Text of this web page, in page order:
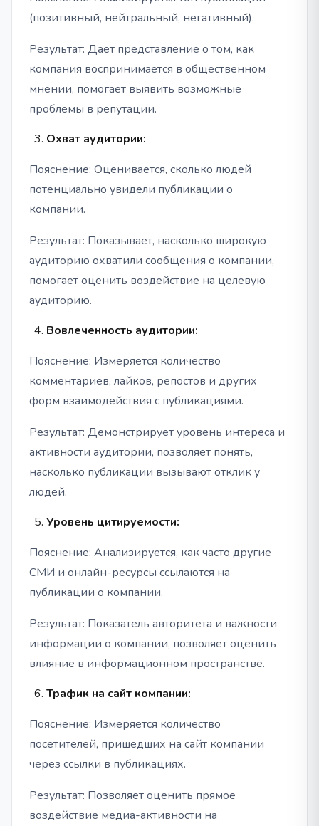
(позитивный, нейтральный, негативный).
Результат: Дает представление о том, как
компания воспринимается в общественном
мнении, помогает выявить возможные
проблемы в репутации.
Охват аудитории:
Пояснение: Оценивается, сколько людей
потенциально увидели публикации о
компании.
Результат: Показывает, насколько широкую
аудиторию охватили сообщения о компании,
помогает оценить воздействие на целевую
аудиторию.
Вовлеченность аудитории:
Пояснение: Измеряется количество
комментариев, лайков, репостов и других
форм взаимодействия с публикациями.
Результат: Демонстрирует уровень интереса и
активности аудитории, позволяет понять,
насколько публикации вызывают отклик у
людей.
Уровень цитируемости:
Пояснение: Анализируется, как часто другие
СМИ и онлайн-ресурсы ссылаются на
публикации о компании.
Результат: Показатель авторитета и важности
информации о компании, позволяет оценить
влияние в информационном пространстве.
Трафик на сайт компании:
Пояснение: Измеряется количество
посетителей, пришедших на сайт компании
через ссылки в публикациях.
Результат: Позволяет оценить прямое
воздействие медиа-активности на